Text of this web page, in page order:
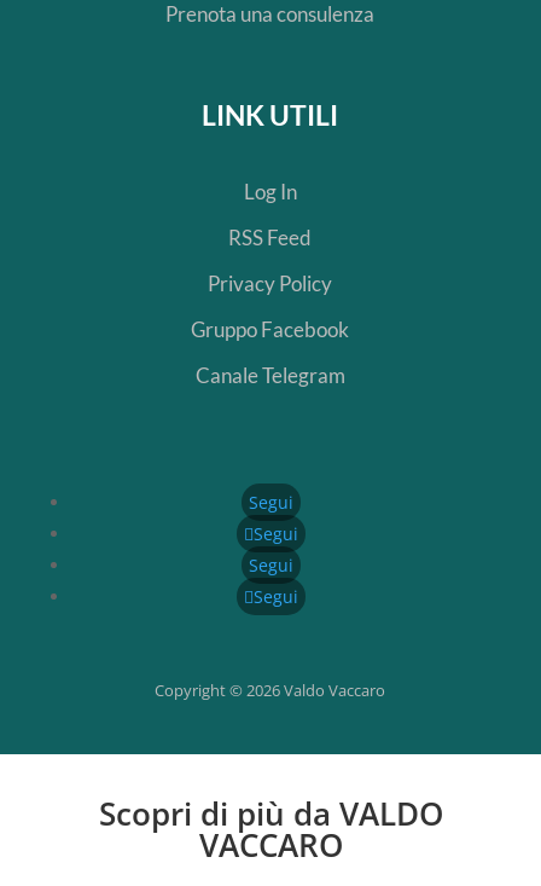
Prenota una consulenza
LINK UTILI
Log In
RSS Feed
Privacy Policy
Gruppo Facebook
Canale Telegram
Segui
Segui
Segui
Segui
Copyright © 2026 Valdo Vaccaro
Scopri di più da VALDO
VACCARO